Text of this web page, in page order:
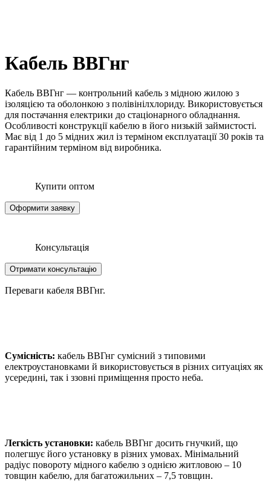
Кабель ВВГнг
Кабель ВВГнг — контрольний кабель з мідною жилою з
ізоляцією та оболонкою з полівінілхлориду. Використовується
для постачання електрики до стаціонарного обладнання.
Особливості конструкції кабелю в його низькій займистості.
Має від 1 до 5 мідних жил із терміном експлуатації 30 років та
гарантійним терміном від виробника.
Купити оптом
Оформити заявку
Консультація
Отримати консультацію
Переваги кабеля ВВГнг.
Сумісність: кабель ВВГнг сумісний з типовими
електроустановками й використовується в різних ситуаціях як
усередині, так і ззовні приміщення просто неба.
Легкість установки: кабель ВВГнг досить гнучкий, що
полегшує його установку в різних умовах. Мінімальний
радіус повороту мідного кабелю з однією житловою – 10
товщин кабелю, для багатожильних – 7,5 товщин.